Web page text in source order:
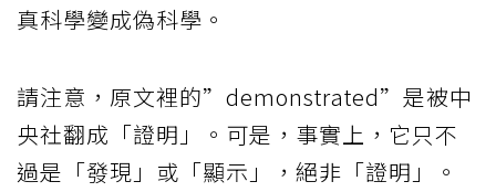
真科學變成偽科學。
請注意，原文裡的”demonstrated”是被中
央社翻成「證明」。可是，事實上，它只不
過是「發現」或「顯示」，絕非「證明」。